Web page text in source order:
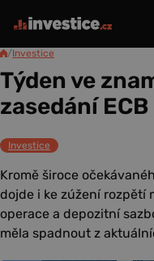
/Investice
Týden ve
zasedání ECB
Investice
Kromě široce
dojde i ke zúžení rozpětí
operace a depozitní
měla spadnout z